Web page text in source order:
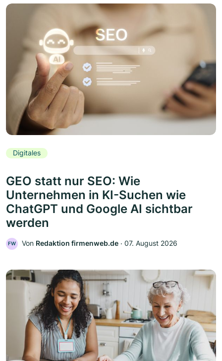
Digitales
GEO statt nur SEO: Wie
Unternehmen in KI-Suchen wie
ChatGPT und Google AI sichtbar
werden
FW Von Redaktion firmenweb.de ‧ 07. August 2026